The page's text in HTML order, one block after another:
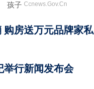
孩子 Ccnews.Gov.Cn
购房送万元品牌家私
举行新闻发布会